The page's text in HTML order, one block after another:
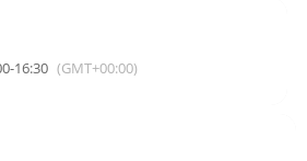
-16:30 (GMT+00:00)